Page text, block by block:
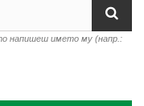
напишеш името му (напр.: